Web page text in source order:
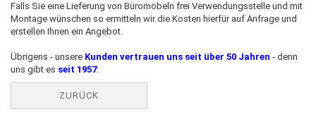
Falls Sie eine Lieferung von Büromöbeln frei Verwendungsstelle und mit
Montage wünschen so ermitteln wir die Kosten hierfür auf Anfrage und
erstellen Ihnen ein Angebot.
Übrigens - unsere Kunden vertrauen uns seit über 50 Jahren - denn
uns gibt es seit 1957.
ZURÜCK